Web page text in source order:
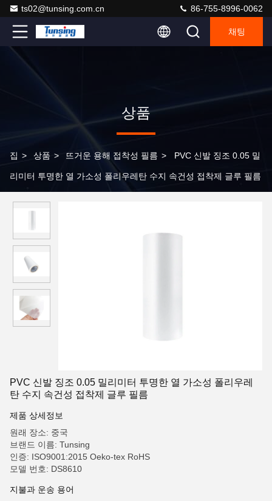
ts02@tunsing.com.cn 86-755-8996-0062
채팅
상품
집 > 상품 > 뜨거운 용해 접착성 필름 > PVC 신발 징조 0.05 밀
리미터 투명한 열 가소성 폴리우레탄 수지 속건성 접착제 글루 필름
PVC 신발 징조 0.05 밀리미터 투명한 열 가소성 폴리우레
탄 수지 속건성 접착제 글루 필름
제품 상세정보
원래 장소: 중국
브랜드 이름: Tunsing
인증: ISO9001:2015 Oeko-tex RoHS
모델 번호: DS8610
지불과 운송 용어